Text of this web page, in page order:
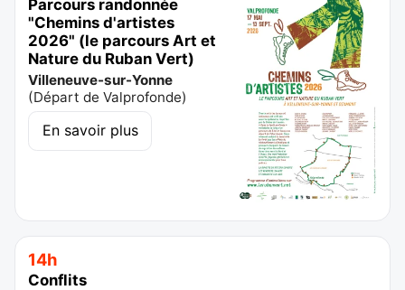
Parcours randonnée
"Chemins d'artistes
2026" (le parcours Art et
Nature du Ruban Vert)
Villeneuve-sur-Yonne
(Départ de Valprofonde)
En savoir plus
14h
Conflits